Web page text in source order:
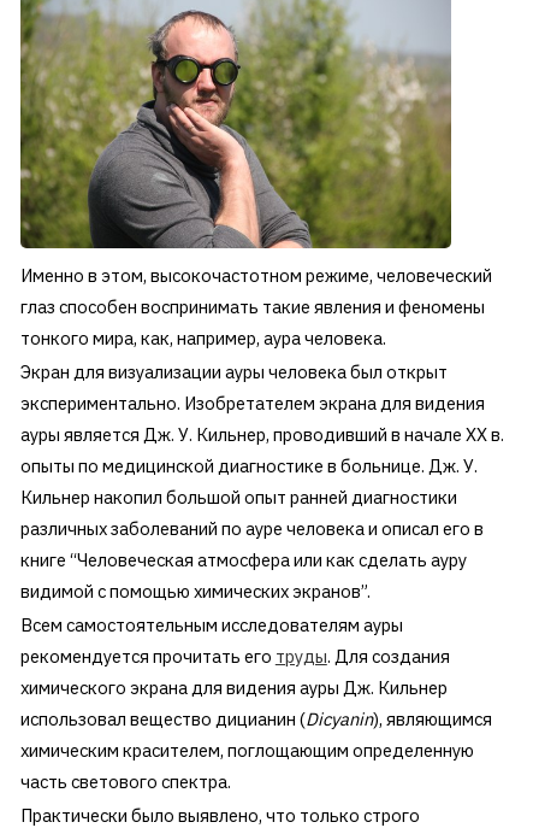
Именно в этом, высокочастотном режиме, человеческий
глаз способен воспринимать такие явления и феномены
тонкого мира, как, например, аура человека.
Экран для визуализации ауры человека был открыт
экспериментально. Изобретателем экрана для видения
ауры является Дж. У. Кильнер, проводивший в начале XX в.
опыты по медицинской диагностике в больнице. Дж. У.
Кильнер накопил большой опыт ранней диагностики
различных заболеваний по ауре человека и описал его в
книге “Человеческая атмосфера или как сделать ауру
видимой с помощью химических экранов”.
Всем самостоятельным исследователям ауры
рекомендуется прочитать его труды. Для создания
химического экрана для видения ауры Дж. Кильнер
использовал вещество дицианин (Dicyanin), являющимся
химическим красителем, поглощающим определенную
часть светового спектра.
Практически было выявлено, что только строго